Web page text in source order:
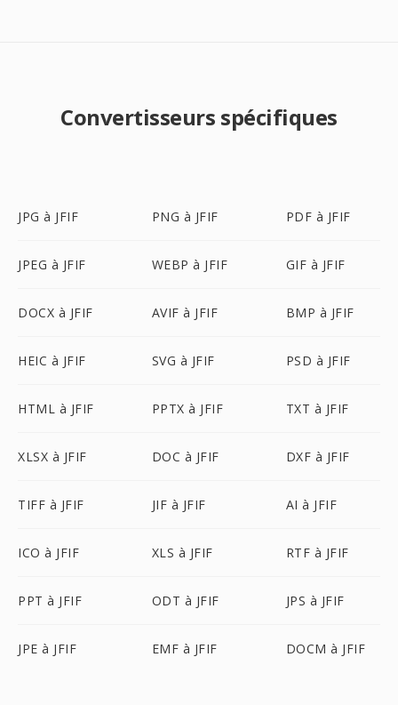
Convertisseurs spécifiques
JPG à JFIF PNG à JFIF PDF à JFIF
JPEG à JFIF WEBP à JFIF GIF à JFIF
DOCX à JFIF AVIF à JFIF BMP à JFIF
HEIC à JFIF SVG à JFIF PSD à JFIF
HTML à JFIF PPTX à JFIF TXT à JFIF
XLSX à JFIF DOC à JFIF DXF à JFIF
TIFF à JFIF JIF à JFIF AI à JFIF
ICO à JFIF XLS à JFIF RTF à JFIF
PPT à JFIF ODT à JFIF JPS à JFIF
JPE à JFIF EMF à JFIF DOCM à JFIF